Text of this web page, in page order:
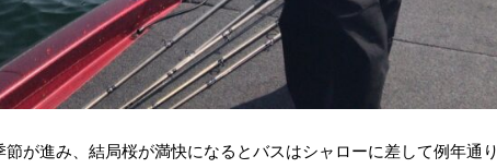
が進み、結局桜が満快になるとバスはシャローに差して例年通り